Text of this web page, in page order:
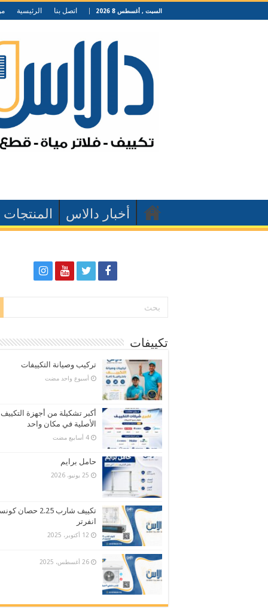
السبت , أغسطس 8 2026 اتصل بنا الرئيسية
أخبار دالاس المنتجات
تكييفات
تركيب وصيانة التكييفات
‏أسبوع واحد مضت
أكبر تشكيلة من أجهزة التكييف
الأصلية في مكان واحد
حامل برايم
25 يونيو، 2026
تكييف شارب 2.25 حصان
انفرتر
12 أكتوبر، 2025
26 أغسطس، 2025